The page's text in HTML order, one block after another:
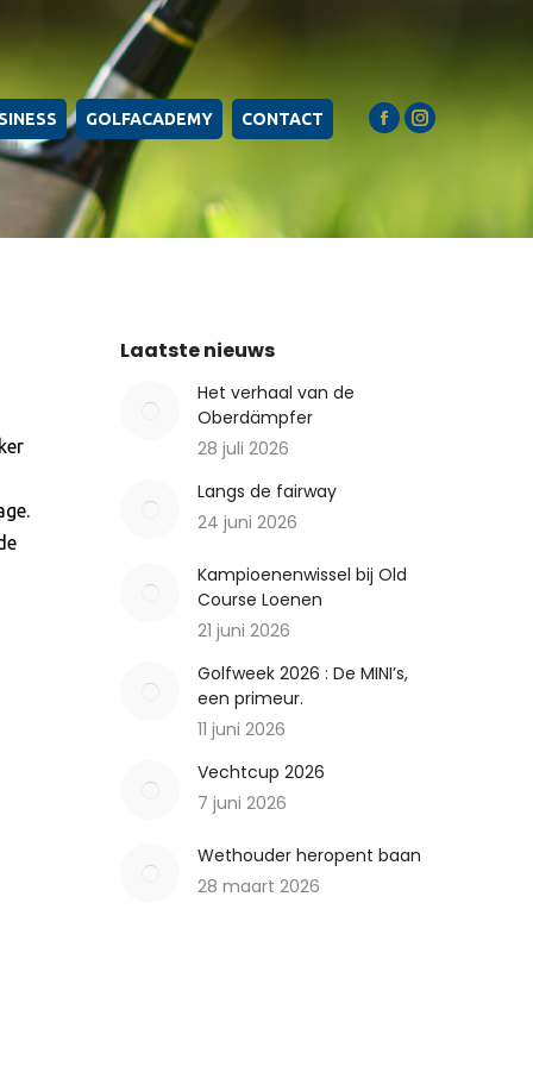
GOLFACADEMY CONTACT
FacebookInstagram
Laatste nieuws
Het verhaal van de
Oberdämpfer
28 juli 2026
Langs de fairway
24 juni 2026
Kampioenenwissel bij Old
Course Loenen
21 juni 2026
Golfweek 2026 : De MINI’s,
een primeur.
11 juni 2026
Vechtcup 2026
7 juni 2026
Wethouder heropent baan
28 maart 2026